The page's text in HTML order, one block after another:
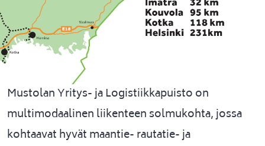
Mustolan Yritys- ja Logistiikkapuisto on
multimodaalinen liikenteen solmukohta, jossa
kohtaavat hyvät maantie- rautatie- ja